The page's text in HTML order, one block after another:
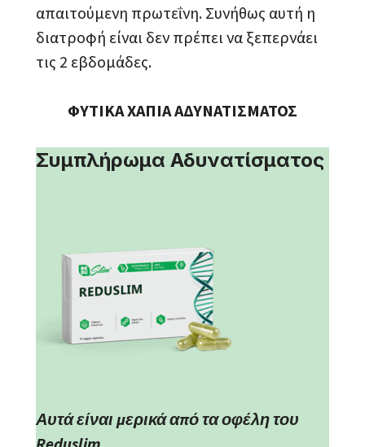
απαιτούμενη πρωτεΐνη. Συνήθως αυτή η
διατροφή είναι δεν πρέπει να ξεπερνάει
τις 2 εβδομάδες.
ΦΥΤΙΚΑ ΧΑΠΙΑ ΑΔΥΝΑΤΙΣΜΑΤΟΣ
Συμπλήρωμα Αδυνατίσματος
Αυτά είναι μερικά από τα οφέλη του